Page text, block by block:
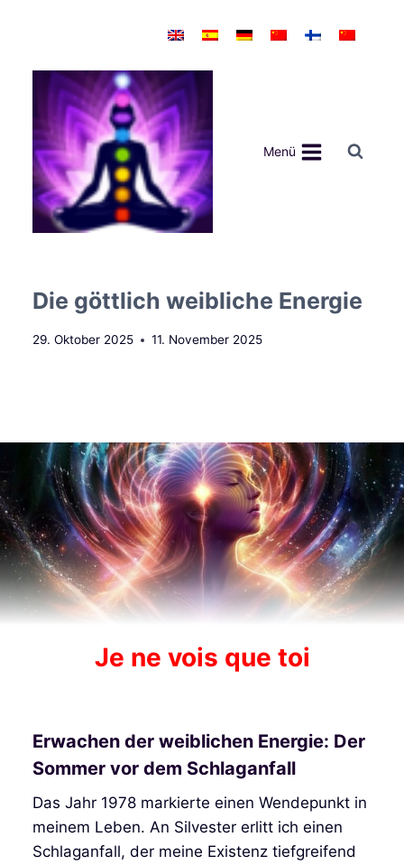
Menü
Die göttlich weibliche Energie
29. Oktober 2025 11. November 2025
Je ne vois que toi
Erwachen der weiblichen Energie: Der
Sommer vor dem Schlaganfall
Das Jahr 1978 markierte einen Wendepunkt in
meinem Leben. An Silvester erlitt ich einen
Schlaganfall, der meine Existenz tiefgreifend